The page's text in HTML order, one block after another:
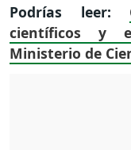
Podrías leer:
científicos y
Ministerio de